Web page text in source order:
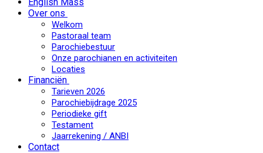
Over ons
Welkom
Pastoraal team
Parochiebestuur
Onze parochianen en activiteiten
Locaties
Financiën
Tarieven 2026
Parochiebijdrage 2025
Periodieke gift
Testament
Jaarrekening / ANBI
Contact